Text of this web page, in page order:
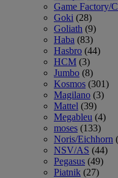
Game Factory/
Goki (28)
Goliath (9)
Haba (83)
Hasbro (44)
HCM (3)
Jumbo (8)
Kosmos (301)
Magilano (3)
Mattel (39)
Megableu (4)
moses (133)
Noris/Eichhorn
NSV/AS (44)
Pegasus (49)
Piatnik (27)